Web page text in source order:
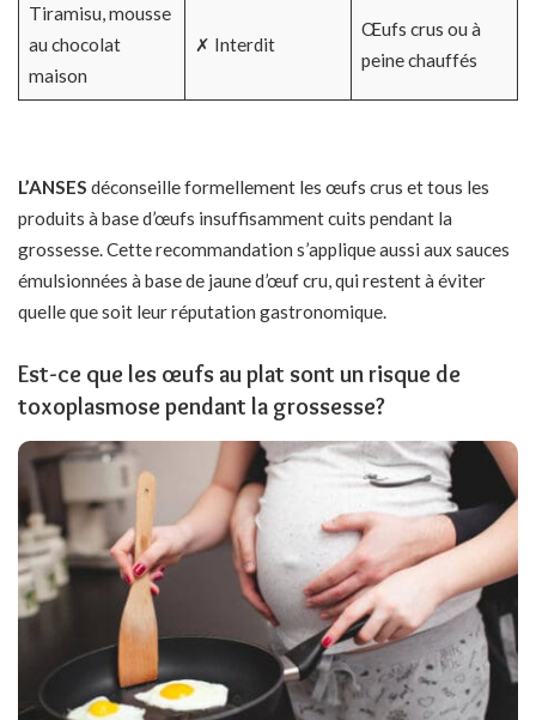
Tiramisu, mousse
au chocolat
maison
✗ Interdit
Œufs crus ou à
peine chauffés
L’ANSES déconseille formellement les œufs crus et tous les
produits à base d’œufs insuffisamment cuits pendant la
grossesse. Cette recommandation s’applique aussi aux sauces
émulsionnées à base de jaune d’œuf cru, qui restent à éviter
quelle que soit leur réputation gastronomique.
Est-ce que les œufs au plat sont un risque de
toxoplasmose pendant la grossesse?